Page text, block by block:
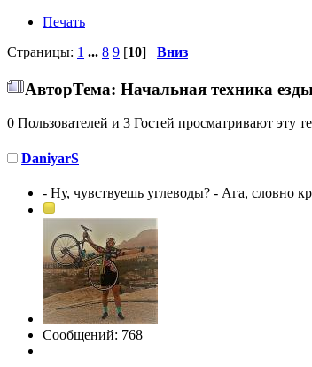
Печать
Страницы: 1 ... 8 9 [10] Вниз
АвторТема: Начальная техника
0 Пользователей и 3 Гостей просматривают эту
DaniyarS
- Ну, чувствуешь углеводы? - Ага, словно
Сообщений: 768